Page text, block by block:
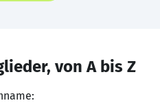
von A bis Z